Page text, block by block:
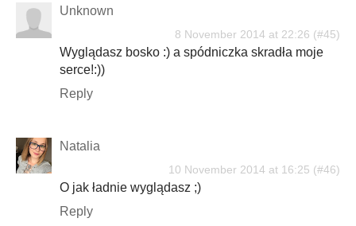
Unknown
8 November 2014 at 22:26
Wyglądasz bosko :) a spódniczka skradła moje
serce!:))
Reply
Natalia
10 November 2014 at 16:25
O jak ładnie wyglądasz ;)
Reply